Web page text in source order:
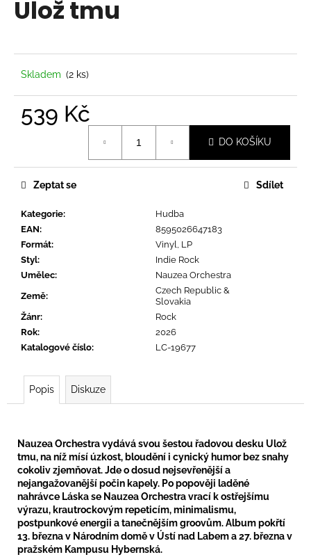
Ulož tmu
Skladem (2 ks)
539 Kč
DO KOŠÍKU
Kategorie:
Hudba
EAN:
8595026647183
Formát:
Vinyl, LP
Styl:
Indie Rock
Umělec:
Nauzea Orchestra
Země:
Czech Republic &
Slovakia
Žánr:
Rock
Rok:
2026
Katalogové číslo: LC-19677
Zeptat se Sdílet
Popis Diskuze
Nauzea Orchestravydává svou šestou řadovou desku Ulož
tmu, na níž mísí úzkost, bloudění i cynický humor bez snahy
cokoliv zjemňovat. Jde o dosud nejsevřenější a
nejangažovanější počin kapely. Po popověji laděné
nahrávce Láskase Nauzea Orchestra vrací k ostřejšímu
výrazu, krautrockovým repeticím, minimalismu,
postpunkové energii a tanečnějším groovům. Album pokřtí
13. března v Národním domě v Ústí nad Labem a 27. března v
pražském Kampusu Hybernská.
a
í
?
HLEDAT
D
o
p
o
u
č
u
m
PISTOLS
-
NEVER
MIND
THE
BOLLOCKS
HERE'S
THE
SEX
PISTOLS